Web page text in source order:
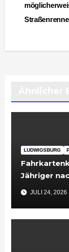
LUDWIGSBURG
Jähriger
JULI 24, 2026